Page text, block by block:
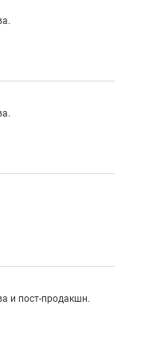
и пост-продакшн.